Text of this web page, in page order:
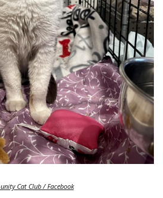
Cat Club / Facebook